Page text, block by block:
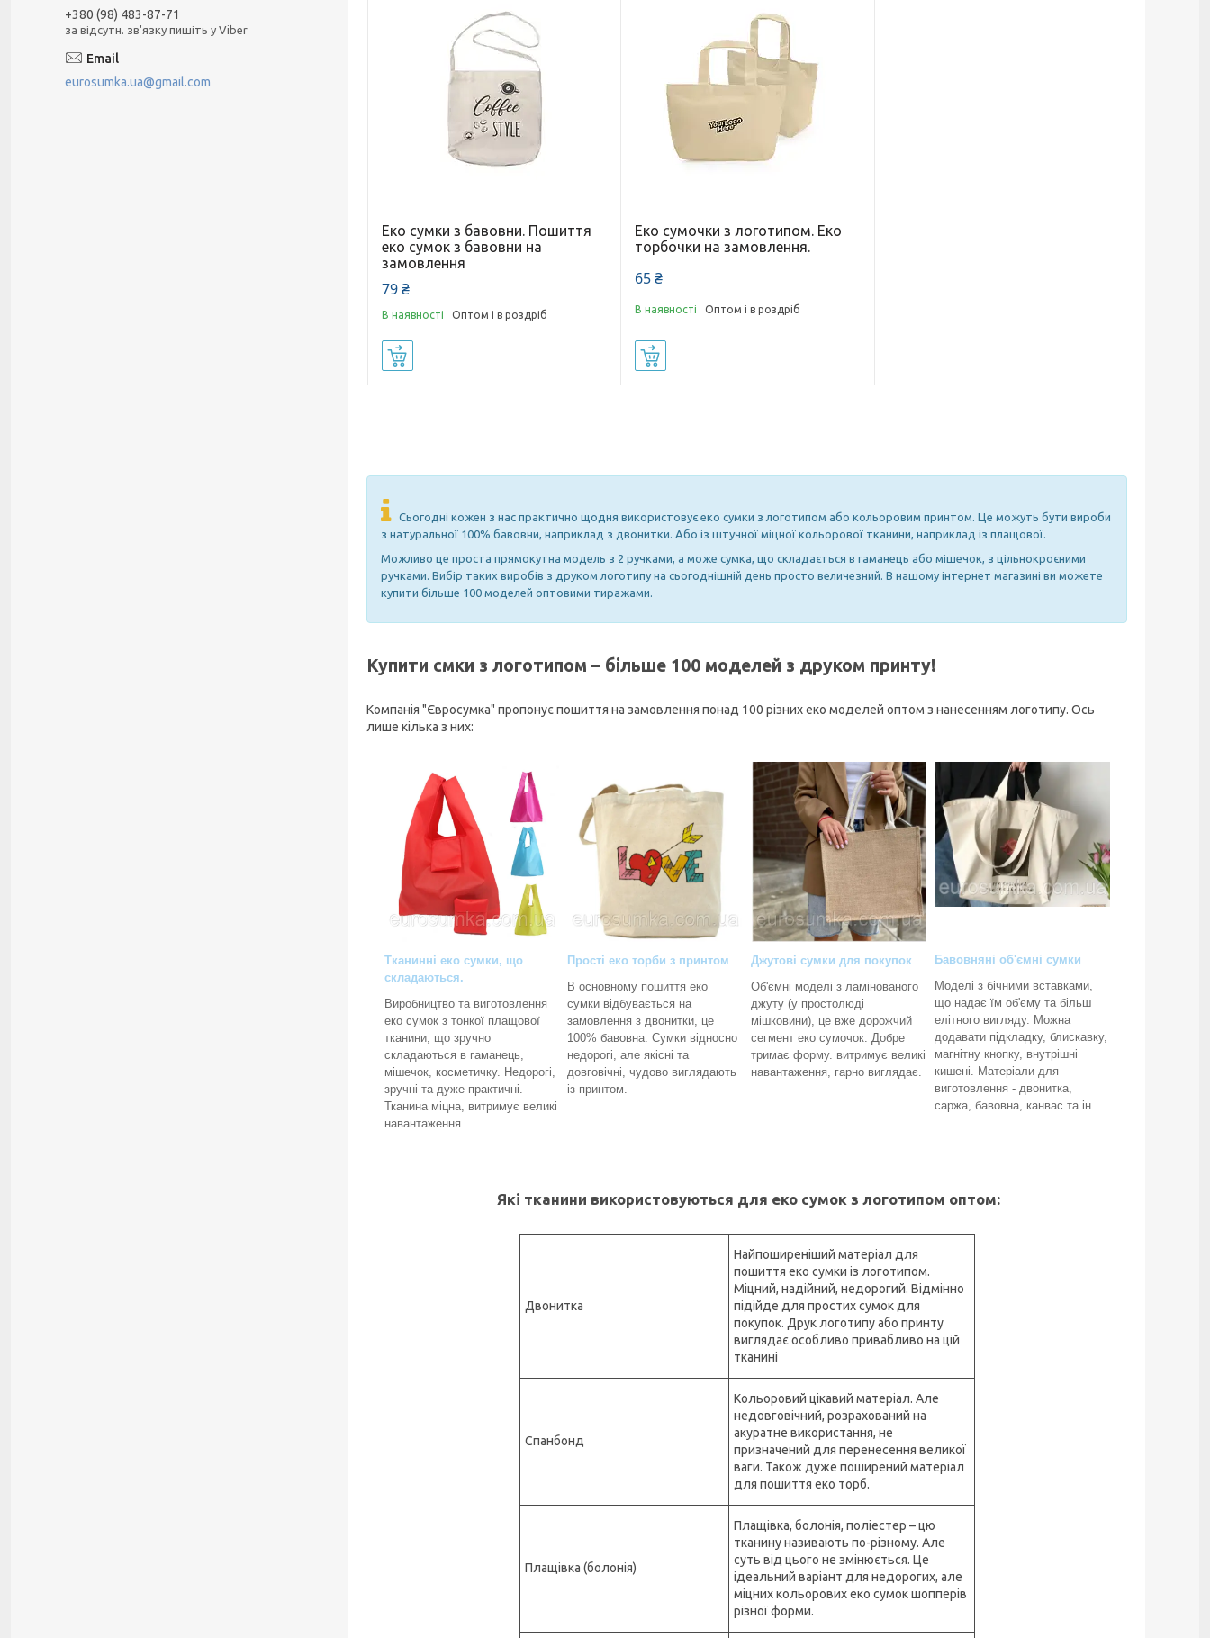
Еко сумки з бавовни. Пошиття
еко сумок з бавовни на
замовлення
79 ₴
В наявності Оптом і в роздріб
Еко сумочки з логотипом. Еко
торбочки на замовлення.
65 ₴
В наявності Оптом і в роздріб
Сьогодні кожен з нас практично щодня використовує еко сумки з логотипом або кольоровим принтом. Це можуть бути вироби
з натуральної 100% бавовни, наприклад з двонитки. Або із штучної міцної кольорової тканини, наприклад із плащової.
Можливо це проста прямокутна модель з 2 ручками, а може сумка, що складається в гаманець або мішечок, з цільнокроєними
ручками. Вибір таких виробів з друком логотипу на сьогоднішній день просто величезний. В нашому інтернет магазині ви можете
купити більше 100 моделей оптовими тиражами.
Купити смки з логотипом – більше 100 моделей з друком принту!
Компанія "Євросумка" пропонує пошиття на замовлення понад 100 різних еко моделей оптом з нанесенням логотипу. Ось
лише кілька з них:
Тканинні еко сумки, що
складаються.
Виробництво та виготовлення
еко сумок з тонкої плащової
тканини, що зручно
складаються в гаманець,
мішечок, косметичку. Недорогі,
зручні та дуже практичні.
Тканина міцна, витримує великі
навантаження.
Прості еко торби з принтом
В основному пошиття еко
сумки відбувається на
замовлення з двонитки, це
100% бавовна. Сумки відносно
недорогі, але якісні та
довговічні, чудово виглядають
із принтом.
Джутові сумки для покупок
Об'ємні моделі з ламінованого
джуту (у простолюді
мішковини), це вже дорожчий
сегмент еко сумочок. Добре
тримає форму. витримує великі
навантаження, гарно виглядає.
Бавовняні об'ємні сумки
Моделі з бічними вставками,
що надає їм об'єму та більш
елітного вигляду. Можна
додавати підкладку, блискавку,
магнітну кнопку, внутрішні
кишені. Матеріали для
виготовлення - двонитка,
саржа, бавовна, канвас та ін.
Які тканини використовуються для еко сумок з логотипом оптом:
Двонитка
Найпоширеніший матеріал для
пошиття еко сумки із логотипом.
Міцний, надійний, недорогий. Відмінно
підійде для простих сумок для
покупок. Друк логотипу або принту
виглядає особливо привабливо на цій
тканині
Спанбонд
Кольоровий цікавий матеріал. Але
недовговічний, розрахований на
акуратне використання, не
призначений для перенесення великої
ваги. Також дуже поширений матеріал
для пошиття еко торб.
Плащівка (болонія)
Плащівка, болонія, поліестер – цю
тканину називають по-різному. Але
суть від цього не змінюється. Це
ідеальний варіант для недорогих, але
міцних кольорових еко сумок шопперів
різної форми.
+380 (98) 483-87-71
за відсутн. зв'язку пишіть у Viber
eurosumka.ua@gmail.com